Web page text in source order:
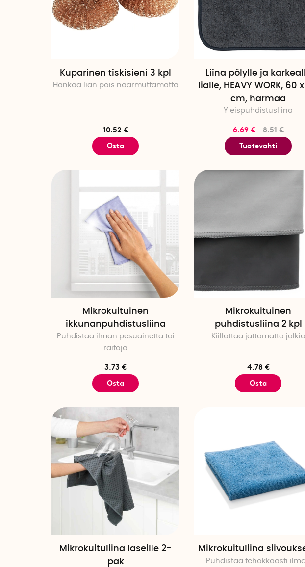
Kuparinen tiskisieni 3 kpl
Hankaa lian pois naarmuttamatta
10.52 €
Osta
Liina pölylle ja
lialle, HEAVY WORK, 60
cm, harmaa
Yleispuhdistusliina
6.69 €
8.51 €
Tuotevahti
Mikrokuituinen
ikkunanpuhdistusliina
Puhdistaa ilman pesuainetta tai
raitoja
3.73 €
Osta
Mikrokuituinen
puhdistusliina 2 kpl
Kiillottaa jättämättä jälkiä
4.78 €
Osta
Mikrokuituliina laseille 2-
pak
Mikrokuituliina
Puhdistaa tehokkaasti